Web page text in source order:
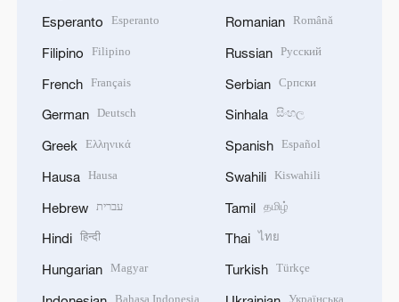
Esperanto Esperanto
Filipino Filipino
French Français
German Deutsch
Greek Ελληνικά
Hausa Hausa
Hebrew עברית
Hindi हिन्दी
Hungarian Magyar
Romanian Română
Russian Русский
Serbian Српски
Sinhala සිංහල
Spanish Español
Swahili Kiswahili
Tamil தமிழ்
Thai ไทย
Turkish Türkçe